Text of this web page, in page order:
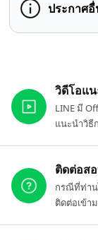
ประกาศอื่
วิดีโอแ
LINE มี
แนะนำวิธี
ติดต่อส
กรณีที่ท่าน
ติดต่อเข้า